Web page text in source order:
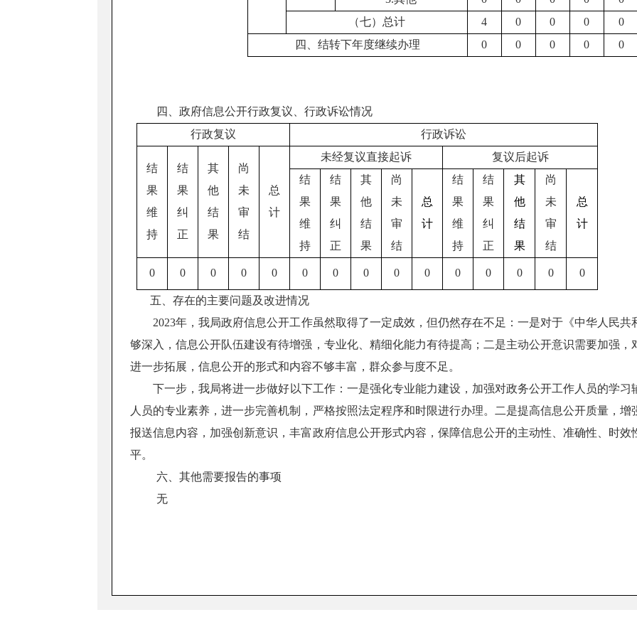
（七）总计
4 0 0 0 0
四、结转下年度继续办理
0 0 0 0 0
四、政府信息公开行政复议、行政诉讼情况
行政复议
行政诉讼
结
果
维
持
结
果
纠
正
其
他
结
果
尚
未
审
结
总
计
未经复议直接起诉
复议后起诉
结
果
维
持
结
果
纠
正
其
他
结
果
尚
未
审
结
总
计
结
果
维
持
结
果
纠
正
其
他
结
果
尚
未
审
结
总
计
0 0 0 0 0 0 0 0 0 0 0 0 0 0 0
五、存在的主要问题及改进情况
2023年，我局政府信息公开工作虽然取得了一定成效，但仍然存在不足：一是对于《中华人民
够深入，信息公开队伍建设有待增强，专业化、精细化能力有待提高；二是主动公开意识需要加强
进一步拓展，信息公开的形式和内容不够丰富，群众参与度不足。
下一步，我局将进一步做好以下工作：一是强化专业能力建设，加强对政务公开工作人员的学
人员的专业素养，进一步完善机制，严格按照法定程序和时限进行办理。二是提高信息公开质量，
报送信息内容，加强创新意识，丰富政府信息公开形式内容，保障信息公开的主动性、准确性、时
平。
六、其他需要报告的事项
无